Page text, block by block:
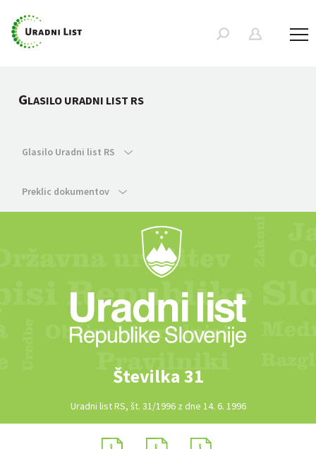
GLASILO URADNI LIST RS
Glasilo Uradni list RS
Preklic dokumentov
Številka 31
Uradni list RS, št. 31/1996 z dne 14. 6. 1996